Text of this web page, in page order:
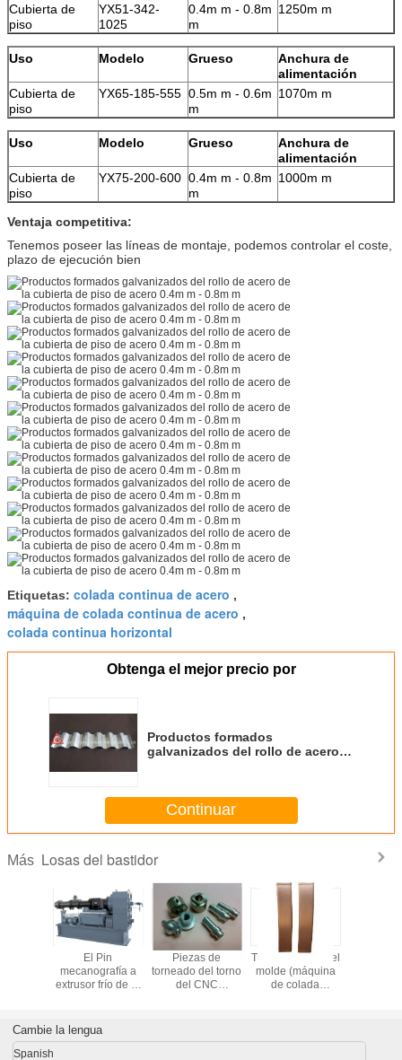
Cubierta de
piso
YX51-342-
1025
0.4m m - 0.8m
m
1250m m
Uso Modelo Grueso
Anchura de
alimentación
Cubierta de
piso
YX65-185-555 0.5m m - 0.6m
m
1070m m
Uso Modelo Grueso
Anchura de
alimentación
Cubierta de
piso
YX75-200-600 0.4m m - 0.8m
m
1000m m
Ventaja competitiva:
Tenemos poseer las líneas de montaje, podemos controlar el coste,
plazo de ejecución bien
Etiquetas: colada continua de acero ,
máquina de colada continua de acero ,
colada continua horizontal
Obtenga el mejor precio por
Productos formados
galvanizados del rollo de acero
Continuar
Más Losas del bastidor
refuerzo
El Pin
mecanografía a
extrusor frío de la
contaminación
Nosie bajo
Piezas de
torneado del torno
del CNC
tornillo y de los
Tubo de cobre del
molde (máquina
de colada
pompa
Cambie la lengua
Spanish